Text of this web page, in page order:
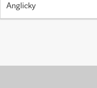
Anglicky